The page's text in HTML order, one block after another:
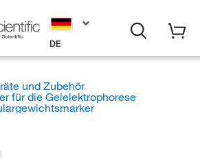
DE
und Zubehör
für die Gelelektrophorese